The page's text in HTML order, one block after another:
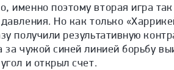
именно поэтому вторая игра
Но как только
получили результативную
за чужой синей линией борьбу
и открыл счет.